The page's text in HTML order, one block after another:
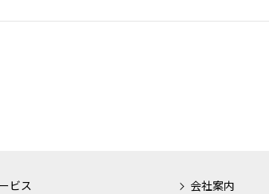
ビス
会社案内